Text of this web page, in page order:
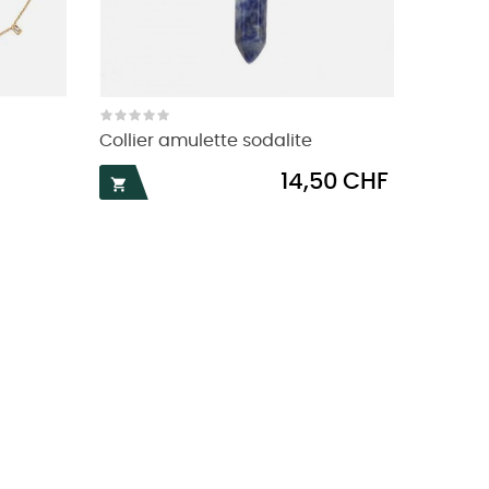
Collier amulette sodalite

Prix
14,50 CHF